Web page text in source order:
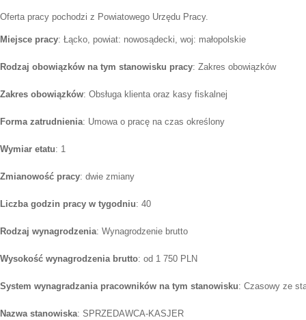
Oferta pracy pochodzi z Powiatowego Urzędu Pracy.
Miejsce pracy: Łącko, powiat: nowosądecki, woj: małopolskie
Rodzaj obowiązków na tym stanowisku pracy: Zakres obowiązków
Zakres obowiązków: Obsługa klienta oraz kasy fiskalnej
Forma zatrudnienia: Umowa o pracę na czas określony
Wymiar etatu: 1
Zmianowość pracy: dwie zmiany
Liczba godzin pracy w tygodniu: 40
Rodzaj wynagrodzenia: Wynagrodzenie brutto
Wysokość wynagrodzenia brutto: od 1 750 PLN
System wynagradzania pracowników na tym stanowisku: Czasowy ze
Nazwa stanowiska: SPRZEDAWCA-KASJER